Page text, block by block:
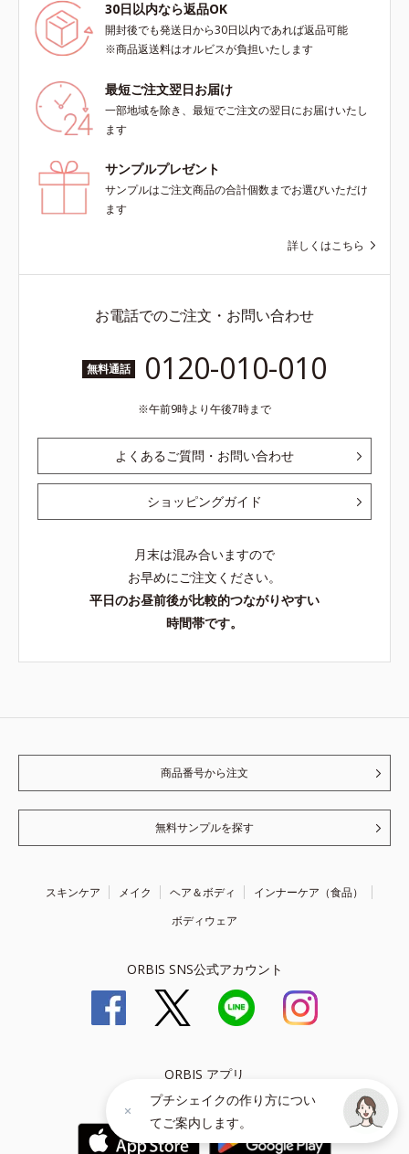
30日以内なら返品OK
開封後でも発送日から30日以内であれば返品可能
※商品返送料はオルビスが負担いたします
最短ご注文翌日お届け
一部地域を除き、最短でご注文の翌日にお届けいたし
ます
サンプルプレゼント
サンプルはご注文商品の合計個数までお選びいただけ
ます
詳しくはこちら
お電話でのご注文・お問い合わせ
無料通話 0120-010-010
午前9時より午後7時まで
よくあるご質問・お問い合わせ
ショッピングガイド
月末は混み合いますので
お早めにご注文ください。
平日のお昼前後が比較的つながりやすい
時間帯です。
商品番号から注文
無料サンプルを探す
スキンケア メイク ヘア＆ボディ
インナーケア（食品）
ボディウェア
ORBIS SNS公式アカウント
ORBIS アプリ
お買い物をもっと楽しく、便利に！
プチシェイクの作り方につい
てご案内します。